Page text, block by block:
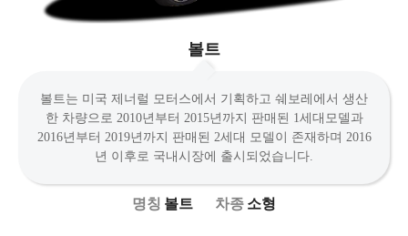
볼트
볼트는 미국 제너럴 모터스에서 기획하고 쉐보레에서 생산
한 차량으로 2010년부터 2015년까지 판매된 1세대모델과
2016년부터 2019년까지 판매된 2세대 모델이 존재하며 2016
년 이후로 국내시장에 출시되었습니다.
볼트 소형